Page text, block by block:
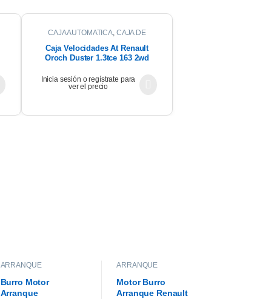
CAJA AUTOMATICA CAJA DE
Caja Velocidades At Renault
Oroch Duster 1.3tce 163 2wd
Inicia sesión o regístrate para
ver el precio
ARRANQUE
Burro Motor
Arranque
ARRANQUE
Motor Burro
Arranque Renault